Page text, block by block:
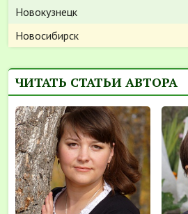
Новокузнецк
Новосибирск
ЧИТАТЬ СТАТЬИ АВТОРА